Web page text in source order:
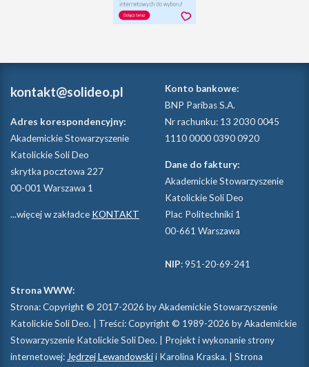
kontakt@solideo.pl
Adres korespondencyjny:
Akademickie Stowarzyszenie
Katolickie Soli Deo
skrytka pocztowa 227
00-001 Warszawa 1
...więcej w zakładce KONTAKT
Konto bankowe:
BNP Paribas S.A.
Nr rachunku: 13 2030 0045
1110 0000 0390 0920
Dane do faktury:
Akademickie Stowarzyszenie
Katolickie Soli Deo
Plac Politechniki 1
00-661 Warszawa
NIP: 951-20-69-241
Strona WWW:
Strona: Copyright © 2017-2026 by Akademickie Stowarzyszenie
Katolickie Soli Deo. | Treści: Copyright © 1989-2026 by Akademickie
Stowarzyszenie Katolickie Soli Deo. | Projekt i wykonanie strony
internetowej: Jędrzej Lewandowskii Karolina Kraska. | Strona